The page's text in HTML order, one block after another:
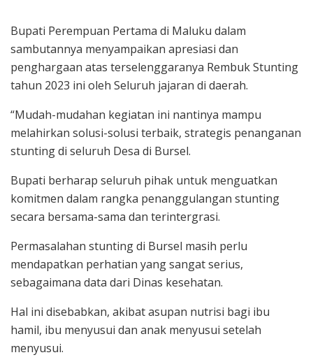
Bupati Perempuan Pertama di Maluku dalam
sambutannya menyampaikan apresiasi dan
penghargaan atas terselenggaranya Rembuk Stunting
tahun 2023 ini oleh Seluruh jajaran di daerah.
“Mudah-mudahan kegiatan ini nantinya mampu
melahirkan solusi-solusi terbaik, strategis penanganan
stunting di seluruh Desa di Bursel.
Bupati berharap seluruh pihak untuk menguatkan
komitmen dalam rangka penanggulangan stunting
secara bersama-sama dan terintergrasi.
Permasalahan stunting di Bursel masih perlu
mendapatkan perhatian yang sangat serius,
sebagaimana data dari Dinas kesehatan.
Hal ini disebabkan, akibat asupan nutrisi bagi ibu
hamil, ibu menyusui dan anak menyusui setelah
menyusui.